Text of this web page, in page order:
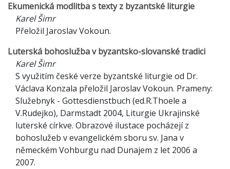
Ekumenická modlitba s texty z byzantské liturgie
Karel Šimr
Přeložil Jaroslav Vokoun.
Luterská bohoslužba v byzantsko-slovanské tradici
Karel Šimr
S využitím české verze byzantské liturgie od Dr.
Václava Konzala přeložil Jaroslav Vokoun. Prameny:
Služebnyk - Gottesdienstbuch (ed.R.Thoele a
V.Rudejko), Darmstadt 2004, Liturgie Ukrajinské
luterské církve. Obrazové ilustace pocházejí z
bohoslužeb v evangelickém sboru sv. Jana v
německém Vohburgu nad Dunajem z let 2006 a
2007.